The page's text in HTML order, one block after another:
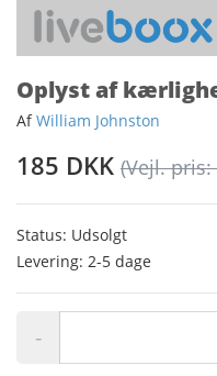
Oplyst af
AfWilliam Johnston
185 DKK (Vejl. pris:
Status: Udsolgt
Levering: 2-5 dage
-